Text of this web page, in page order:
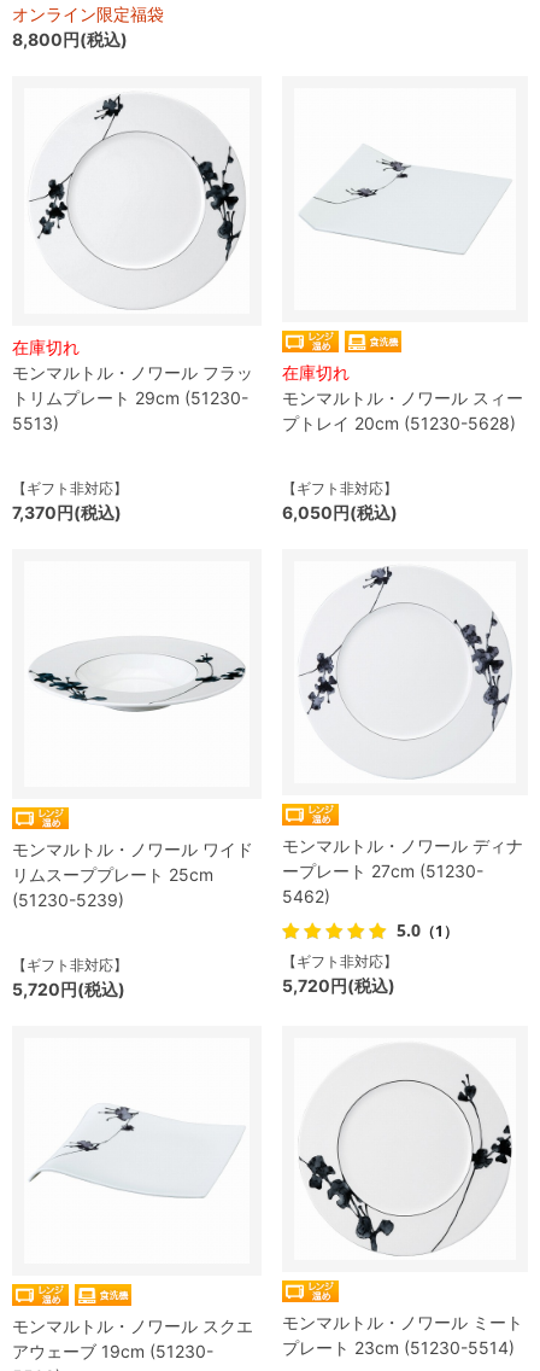
オンライン限定福袋
8,800円(税込)
在庫切れ
モンマルトル・ノワール フラッ
トリムプレート 29cm (51230-
5513)
【ギフト非対応】
7,370円(税込)
在庫切れ
モンマルトル・ノワール スィー
プトレイ 20cm (51230-5628)
【ギフト非対応】
6,050円(税込)
モンマルトル・ノワール ワイド
リムスーププレート 25cm
(51230-5239)
【ギフト非対応】
5,720円(税込)
モンマルトル・ノワール ディナ
ープレート 27cm (51230-
5462)
5.0 （1）
【ギフト非対応】
5,720円(税込)
モンマルトル・ノワール スクエ
アウェーブ 19cm (51230-
モンマルトル・ノワール ミート
プレート 23cm (51230-5514)